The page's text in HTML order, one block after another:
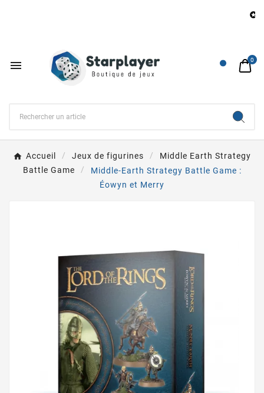

 0
Accueil Jeux de figurines
Middle Earth Strategy
Battle Game
Middle-Earth Strategy Battle Game :
Éowyn et Merry